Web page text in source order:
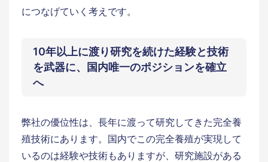
につなげていく考えです。
10年以上に渡り研究を続けた経験と技術
を武器に、国内唯一のポジションを確立
へ
弊社の優位性は、長年に渡って研究してきた完全養
殖技術にあります。国内でこの完全養殖が実現して
いるのは経験や技術もありますが、研究施設がある